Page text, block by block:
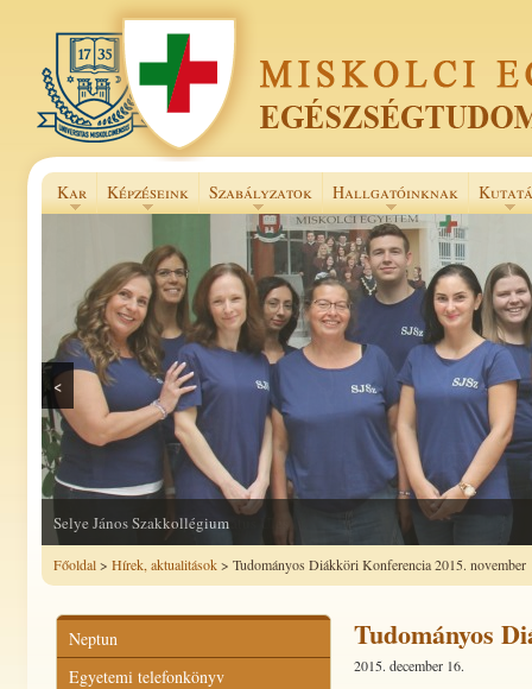
Kar Képzéseink Szabályzatok Hallgatóinknak
Selye János Szakkollégium
<
Főoldal> Hírek, aktualitások> Tudományos Diákköri Konferencia 2015. november
Neptun
Egyetemi telefonkönyv
Tudományos
2015. december 16.